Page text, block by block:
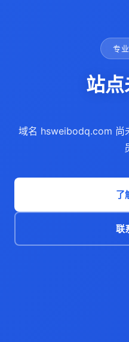
专
站
域名 hsweibodq.com 尚
了
联